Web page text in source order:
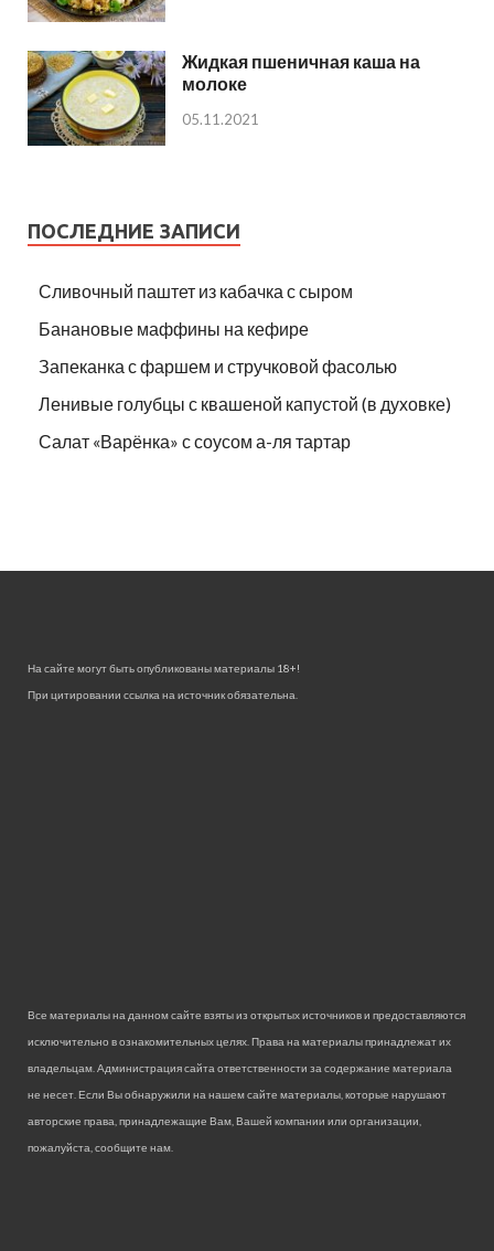
Жидкая пшеничная каша на
молоке
05.11.2021
ПОСЛЕДНИЕ ЗАПИСИ
Сливочный паштет из кабачка с сыром
Банановые маффины на кефире
Запеканка с фаршем и стручковой фасолью
Ленивые голубцы с квашеной капустой (в духовке)
Салат «Варёнка» с соусом а-ля тартар
На сайте могут быть опубликованы материалы 18+!
При цитировании ссылка на источник обязательна.
Все материалы на данном сайте взяты из открытых источников и предоставляются
исключительно в ознакомительных целях. Права на материалы принадлежат их
владельцам. Администрация сайта ответственности за содержание материала
не несет. Если Вы обнаружили на нашем сайте материалы, которые нарушают
авторские права, принадлежащие Вам, Вашей компании или организации,
пожалуйста, сообщите нам.